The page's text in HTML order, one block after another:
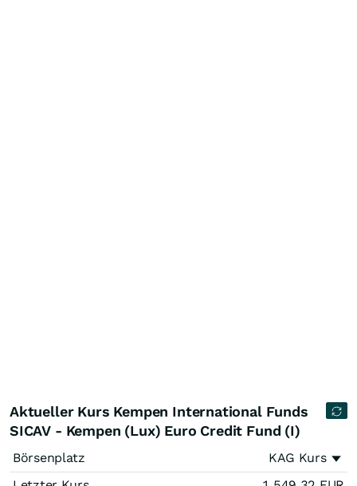
Aktueller Kurs Kempen International Funds
SICAV - Kempen (Lux) Euro Credit Fund (I)
Börsenplatz
KAG Kurs